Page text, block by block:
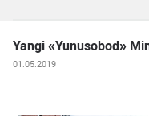
Yangi «Yunusobod»
01.05.2019